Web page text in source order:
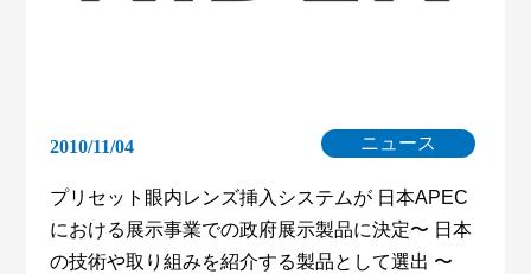
2010/11/04 ニュース
プリセット眼内レンズ挿入システムが 日本APEC
における展示事業での政府展示製品に決定〜 日本
の技術や取り組みを紹介する製品として選出 〜